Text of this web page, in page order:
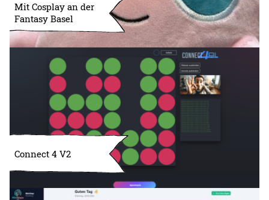
Mit Cosplay an der
Fantasy Basel
Connect 4 V2